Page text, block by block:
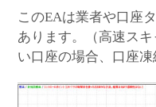
このEAは業者や口座
あります。（高速ス
い口座の場合、口座凍